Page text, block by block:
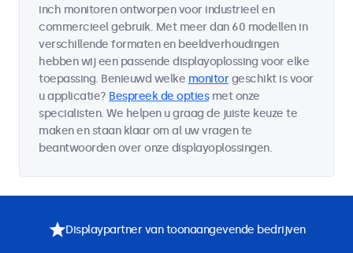
inch monitoren ontworpen voor industrieel en
commercieel gebruik. Met meer dan 60 modellen in
verschillende formaten en beeldverhoudingen
hebben wij een passende displayoplossing voor elke
toepassing. Benieuwd welke monitorgeschikt is voor
u applicatie? Bespreek de optiesmet onze
specialisten. We helpen u graag de juiste keuze te
maken en staan klaar om al uw vragen te
beantwoorden over onze displayoplossingen.
Displaypartner van toonaangevende bedrijven